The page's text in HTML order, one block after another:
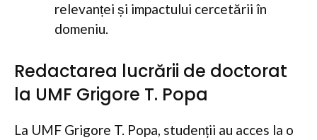
relevanței și impactului cercetării în
domeniu.
Redactarea lucrării de doctorat
la UMF Grigore T. Popa
La UMF Grigore T. Popa, studenții au acces la o